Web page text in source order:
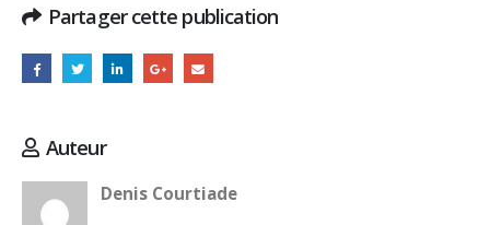
Partager cette publication
Auteur
Denis Courtiade